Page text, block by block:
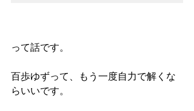
って話です。
百歩ゆずって、もう一度自力で解くな
らいいです。